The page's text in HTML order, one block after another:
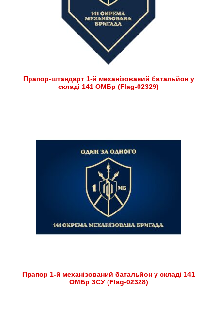
Прапор-штандарт 1-й механізований батальйон у
складі 141 ОМБр (Flag-02329)
Прапор 1-й механізований батальйон у складі 141
ОМБр ЗСУ (Flag-02328)